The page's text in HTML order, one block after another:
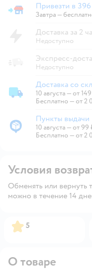
Привезти в магазин
Привезти в 396
Завтра—
Доставка за 2
Недоступно
Экспресс-
Недоступно
Доставка со склада
Доставка со
10 августа—от
Бесплатно — от 2
Пункты выдачи
Пункты выдачи
10 августа—от 99
Бесплатно — от 2
Условия
Обменять или вернуть
можно в течение 14
Рейтинг:
5
О товаре